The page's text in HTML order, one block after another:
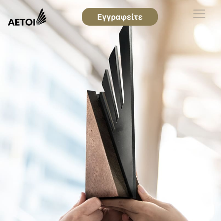
Εγγραφείτε